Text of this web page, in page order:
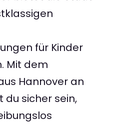
für Kinder
Mit dem
Hannover an
du sicher sein,